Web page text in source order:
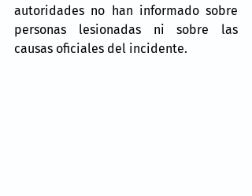
autoridades no han informado sobre
personas lesionadas ni sobre las
causas oficiales del incidente.